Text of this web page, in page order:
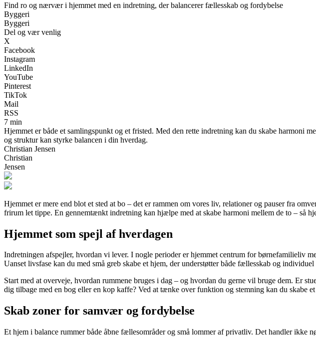
Find ro og nærvær i hjemmet med en indretning, der balancerer fællesskab og fordybelse
Byggeri
Byggeri
Del og vær venlig
X
Facebook
Instagram
LinkedIn
YouTube
Pinterest
TikTok
Mail
RSS
7 min
Hjemmet er både et samlingspunkt og et fristed. Med den rette indretning kan du skabe harmoni
og struktur kan styrke balancen i din hverdag.
Christian Jensen
Christian
Jensen
Hjemmet er mere end blot et sted at bo – det er rammen om vores liv, relationer og pauser fra
frirum let tippe. En gennemtænkt indretning kan hjælpe med at skabe harmoni mellem de to – så
Hjemmet som spejl af hverdagen
Indretningen afspejler, hvordan vi lever. I nogle perioder er hjemmet centrum for børnefamilieliv
Uanset livsfase kan du med små greb skabe et hjem, der understøtter både fællesskab og individuel
Start med at overveje, hvordan rummene bruges i dag – og hvordan du gerne vil bruge dem. Er
dig tilbage med en bog eller en kop kaffe? Ved at tænke over funktion og stemning kan du skabe
Skab zoner for samvær og fordybelse
Et hjem i balance rummer både åbne fællesområder og små lommer af privatliv. Det handler ikke